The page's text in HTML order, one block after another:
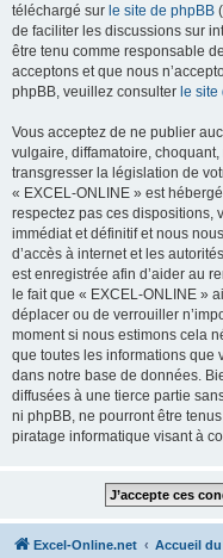
téléchargé sur le site de phpBB
de faciliter les discussions sur
être tenu comme responsable
acceptons et que nous
phpBB, veuillez consulter le
Vous acceptez de ne publier
vulgaire, diffamatoire,
transgresser la législation de
« EXCEL-ONLINE » est
respectez pas ces dispositions,
immédiat et définitif et nous
d’accès à internet et les
est enregistrée afin d’aider au
le fait que « EXCEL-ONLINE »
déplacer ou de verrouiller
moment si nous estimons cela
que toutes les informations que
dans notre base de données.
diffusées à une tierce partie
ni phpBB, ne pourront être
piratage informatique visant à
Excel-Online.net Accueil